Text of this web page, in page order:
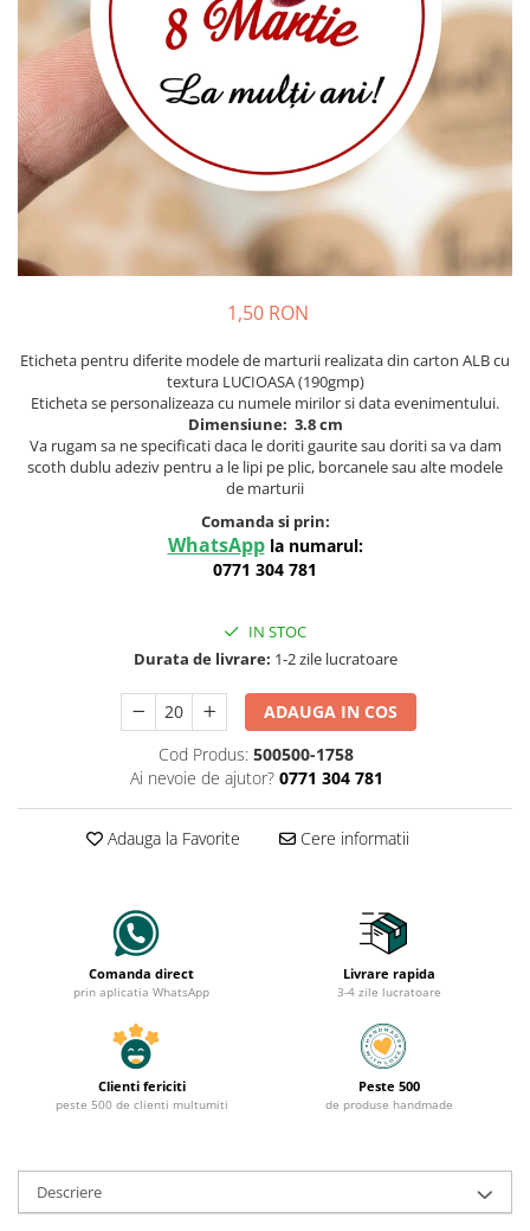
Meniuri & nr de BOTEZ
Plicuri si cartoane pentru INVITATII
TAVA pentru MOT
Cruciulite de BOTEZ
Invitatii BANCHET
Baloane & decoratiuni BOTEZ
Trusouri & Lumanari Botez
Pahare Miri & Nasi
Cocarde nunta
Inmormatare/pomana
Meniuri pentru NUNTA
Decoratiuni NUNTA
1,50 RON
Eticheta pentru diferite modele de marturii realizata din carton ALB cu
textura LUCIOASA (190gmp)
Eticheta se personalizeaza cu numele mirilor si data evenimentului.
Dimensiune: 3.8 cm
Va rugam sa ne specificati daca le doriti gaurite sau doriti sa va dam
scoth dublu adeziv pentru a le lipi pe plic, borcanele sau alte modele
de marturii
Comanda si prin:
WhatsApp la numarul:
0771 304 781
IN STOC
Durata de livrare: 1-2 zile lucratoare
ADAUGA IN COS
Cod Produs: 500500-1758
Ai nevoie de ajutor? 0771 304 781
Adauga la Favorite Cere informatii
Comanda direct
prin aplicatia WhatsApp
Livrare rapida
3-4 zile lucratoare
Clienti fericiti
peste 500 de clienti multumiti
Peste 500
de produse handmade
Descriere